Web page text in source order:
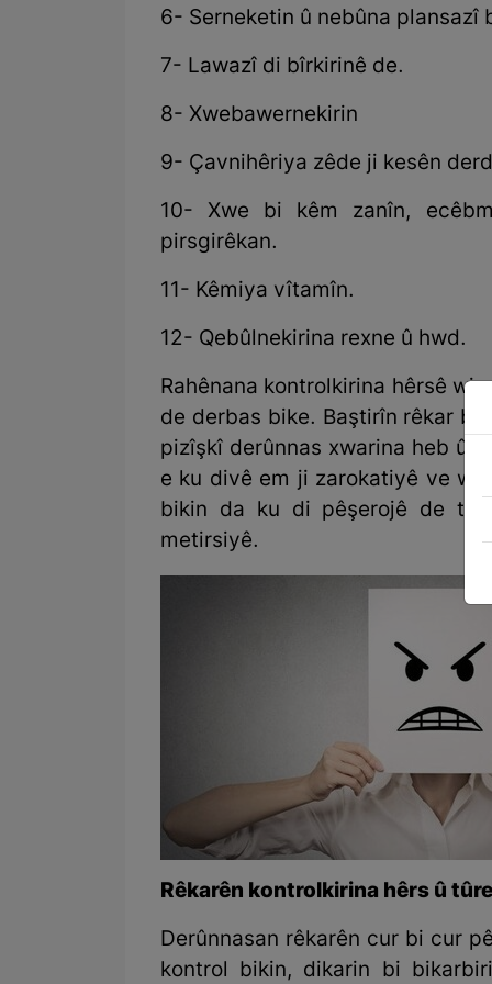
6- Serneketin û nebûna plansazî
7- Lawazî di bîrkirinê de.
8- Xwebawernekirin
9- Çavnihêriya zêde ji kesên
10- Xwe bi kêm zanîn,
pirsgirêkan.
11- Kêmiya vîtamîn.
12- Qebûlnekirina rexne û hwd.
Rahênana kontrolkirina hêrsê
de derbas bike. Baştirîn rêkar bi
pizîşkî derûnnas xwarina heb û
e ku divê em ji zarokatiyê ve
bikin da ku di pêşerojê de
metirsiyê.
Rêkarên kontrolkirina hêrs û
Derûnnasan rêkarên cur bi cur
kontrol bikin, dikarin bi